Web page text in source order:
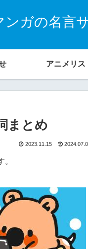
ンガの名言
アニメリス
まとめ
2023.11.15